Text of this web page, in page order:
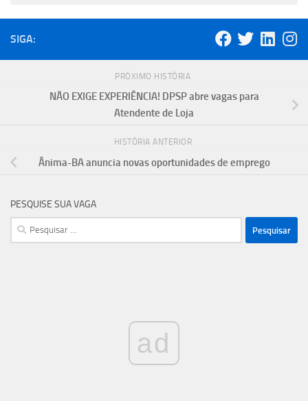
SIGA:
PRÓXIMO HISTÓRIA
NÃO EXIGE EXPERIÊNCIA! DPSP abre vagas para
Atendente de Loja
HISTÓRIA ANTERIOR
Ânima-BA anuncia novas oportunidades de emprego
PESQUISE SUA VAGA
Pesquisar
por:
ad